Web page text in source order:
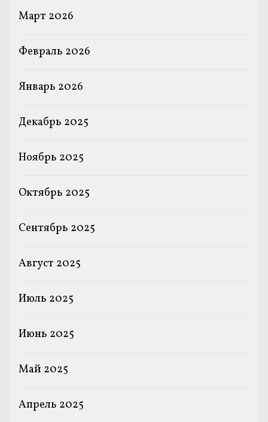
Март 2026
Февраль 2026
Январь 2026
Декабрь 2025
Ноябрь 2025
Октябрь 2025
Сентябрь 2025
Август 2025
Июль 2025
Июнь 2025
Май 2025
Апрель 2025